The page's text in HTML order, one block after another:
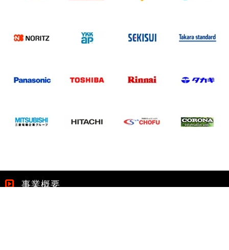
事業概要